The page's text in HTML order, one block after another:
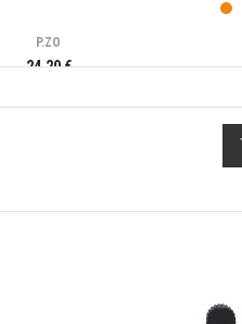
P.ZO
24,20 €